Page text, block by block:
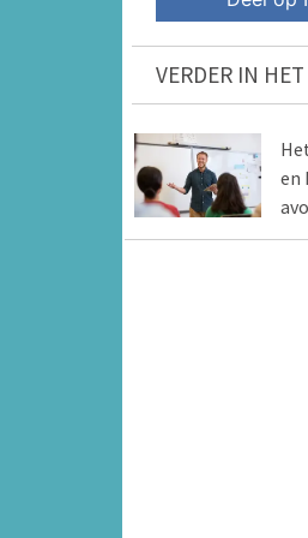
VERDER IN
en